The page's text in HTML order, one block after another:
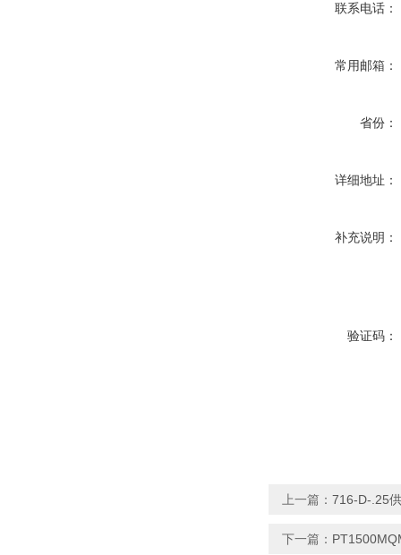
联系电话：
常用邮箱：
省份：
详细地址：
补充说明：
验证码：
上一篇： 716-D-.25
下一篇：